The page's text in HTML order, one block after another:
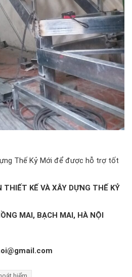
Thế Kỷ Mới để được hỗ trợ tốt
KẾ VÀ XÂY DỰNG THẾ KỶ
MAI, BẠCH MAI, HÀ NỘI
hiểm